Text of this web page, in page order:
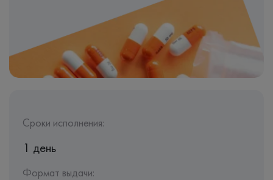
Сроки исполнения:
1 день
Формат выдачи: